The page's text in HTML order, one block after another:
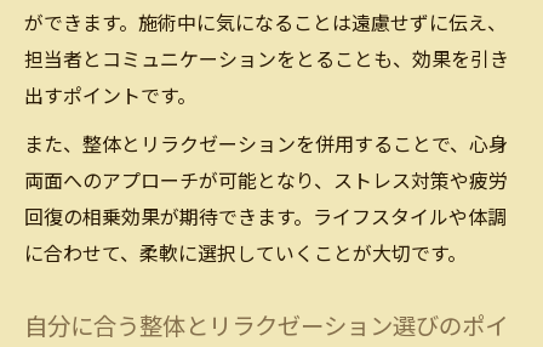
ができます。施術中に気になることは遠慮せずに伝え、
担当者とコミュニケーションをとることも、効果を引き
出すポイントです。
また、整体とリラクゼーションを併用することで、心身
両面へのアプローチが可能となり、ストレス対策や疲労
回復の相乗効果が期待できます。ライフスタイルや体調
に合わせて、柔軟に選択していくことが大切です。
自分に合う整体とリラクゼーション選びのポイ